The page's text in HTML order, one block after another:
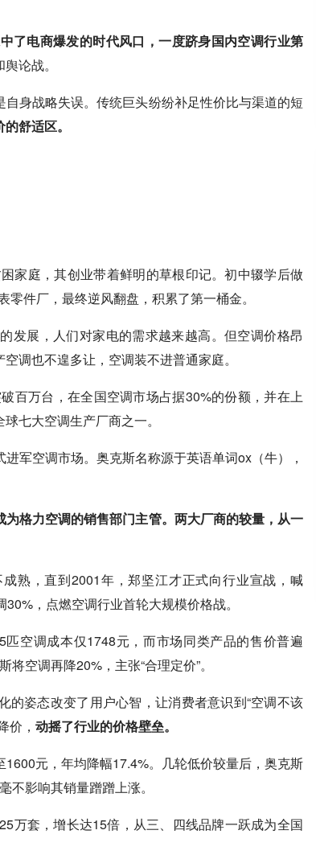
了电商爆发的时代风口，一度跻身国内空调行业第
论战。
身战略失误。传统巨头纷纷补足性价比与渠道的短
舒适区。
家庭，其创业带着鲜明的草根印记。初中辍学后做
件厂，最终逆风翻盘，积累了第一桶金。
发展，人们对家电的需求越来越高。但空调价格昂
调也不遑多让，空调装不进普通家庭。
百万台，在全国空调市场占据30%的份额，并在上
七大空调生产厂商之一。
军空调市场。奥克斯名称源于英语单词ox（牛），
格力空调的销售部门主管。两大厂商的较量，从一
熟，直到2001年，郑坚江才正式向行业宣战，喊
，点燃空调行业首轮大规模价格战。
空调成本仅1748元，而市场同类产品的售价普遍
空调再降20%，主张“合理定价”。
的姿态改变了用户心智，让消费者意识到“空调不该
价， 动摇了行业的价格壁垒。
元，年均降幅17.4%。几轮低价较量后，奥克斯
不影响其销量蹭蹭上涨。
万套，增长达15倍，从三、四线品牌一跃成为全国